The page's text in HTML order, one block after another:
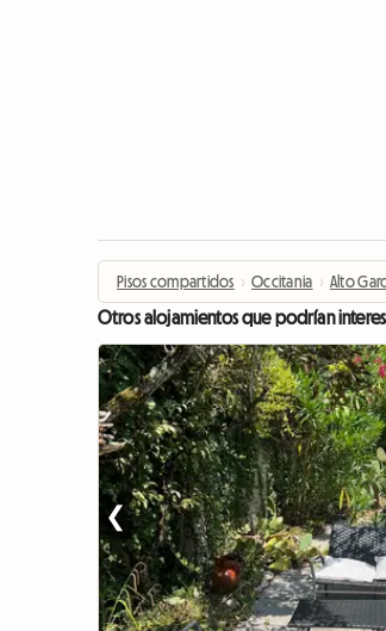
Pisos compartidos › Occitania › Alto
Otros alojamientos que podrían
❮